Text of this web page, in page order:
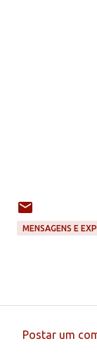
MENSAGENS E
Postar um